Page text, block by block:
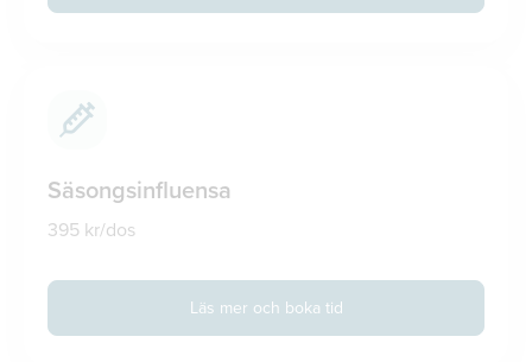
Säsongsinfluensa
395 kr/dos
Läs mer och boka tid